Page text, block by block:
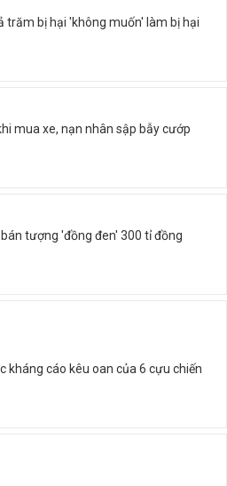
trăm bị hại 'không muốn' làm bị hại
mua xe, nạn nhân sập bẫy cướp
tượng 'đồng đen' 300 tỉ đồng
kháng cáo kêu oan của 6 cựu chiến